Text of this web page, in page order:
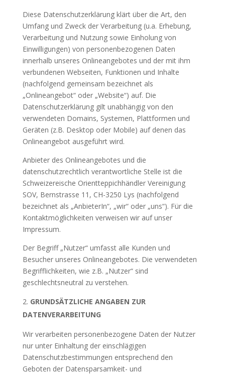
Diese Datenschutzerklärung klärt über die Art, den
Umfang und Zweck der Verarbeitung (u.a. Erhebung,
Verarbeitung und Nutzung sowie Einholung von
Einwilligungen) von personenbezogenen Daten
innerhalb unseres Onlineangebotes und der mit ihm
verbundenen Webseiten, Funktionen und Inhalte
(nachfolgend gemeinsam bezeichnet als
„Onlineangebot“ oder „Website“) auf. Die
Datenschutzerklärung gilt unabhängig von den
verwendeten Domains, Systemen, Plattformen und
Geräten (z.B. Desktop oder Mobile) auf denen das
Onlineangebot ausgeführt wird.
Anbieter des Onlineangebotes und die
datenschutzrechtlich verantwortliche Stelle ist die
Schweizereische Orientteppichhändler Vereinigung
SOV, Bernstrasse 11, CH-3250 Lys (nachfolgend
bezeichnet als „AnbieterIn“, „wir“ oder „uns“). Für die
Kontaktmöglichkeiten verweisen wir auf unser
Impressum.
Der Begriff „Nutzer“ umfasst alle Kunden und
Besucher unseres Onlineangebotes. Die verwendeten
Begrifflichkeiten, wie z.B. „Nutzer“ sind
geschlechtsneutral zu verstehen.
GRUNDSÄTZLICHE ANGABEN ZUR
DATENVERARBEITUNG
Wir verarbeiten personenbezogene Daten der Nutzer
nur unter Einhaltung der einschlägigen
Datenschutzbestimmungen entsprechend den
Geboten der Datensparsamkeit- und